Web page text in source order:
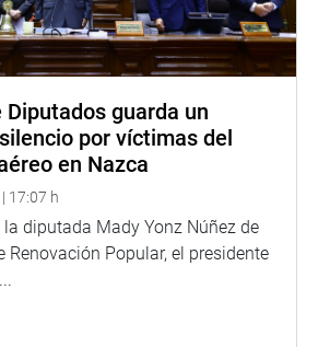
Diputados guarda un
por víctimas del
en Nazca
17:07 h
diputada Mady Yonz Núñez de
Renovación Popular, el presidente